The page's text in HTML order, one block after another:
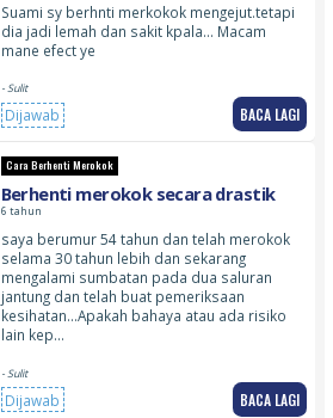
Suami sy berhnti merkokok mengejut.tetapi
dia jadi lemah dan sakit kpala… Macam
mane efect ye
- Sulit
Dijawab BACA LAGI
Cara Berhenti Merokok
Berhenti merokok secara drastik
6 tahun
saya berumur 54 tahun dan telah merokok
selama 30 tahun lebih dan sekarang
mengalami sumbatan pada dua saluran
jantung dan telah buat pemeriksaan
kesihatan…Apakah bahaya atau ada risiko
lain kep…
- Sulit
Dijawab BACA LAGI